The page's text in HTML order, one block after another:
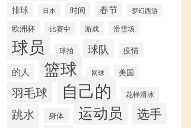
排球
日本 时间 春节 梦幻西游
欧洲杯 比赛中 游戏 滑雪场
球员 球拍 球队 疫情
的人 篮球 网球 美国
羽毛球 自己的 花样滑冰
跳水 身体 运动员 选手